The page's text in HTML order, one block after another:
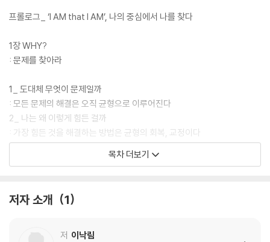
프롤로그_ ‘I AM that I AM’, 나의 중심에서 나를 찾다
1장 WHY?
: 문제를 찾아라
1_ 도대체 무엇이 문제일까
: 모든 문제의 해결은 오직 균형으로 이루어진다
2_ 나는 왜 이렇게 힘든 걸까
: 가장 힘든 것을 해결하는 방법은 균형의 회복, 교정이다
3_ 누구와도 말이 통하지 않는다
: 소통의 교정, 오직 나로부터 시작된 해결 ‘결자해지(結者解之)’
5_ 문제를 해결하다
목차 더보기
저자 소개 1
저 이낙림